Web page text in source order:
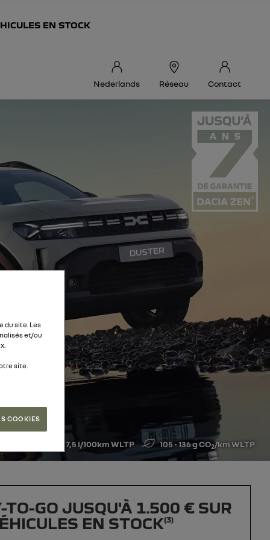
EN STOCK
Nederlands Réseau Contact
4,6 - 7,5 l/100km WLTP 105 - 136 g CO2/km WLTP
TO-GO JUSQU'À 1.500 € SUR
EN STOCK(3)
du site. Les
et/ou
site.
COOKIES